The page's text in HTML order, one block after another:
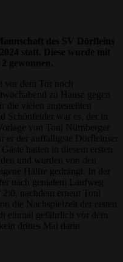
des SV Dörfleins
statt. Diese wurde mit
gewonnen.
dem Tor noch
zu Hause gegen
vielen angestellten
Schönfelder war es, der in
von Toni Nürnberger
er der auffälligste Dörfleinser
hatten in diesem ersten
und wurden von den
Hälfte gedrängt. In der
nach genialem Laufweg
nachdem erneut Toni
die Nachspielzeit der ersten
einmal gefährlich vor dem
drittes Mal darin